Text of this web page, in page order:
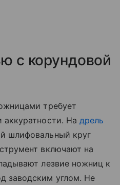
с корундовой
требует
аккуратности. На дрель
шлифовальный круг
включают на
лезвие ножниц к
заводским углом. Не